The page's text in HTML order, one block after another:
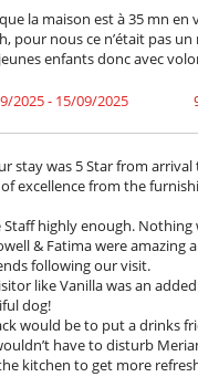
la maison est à 35 mn en
pour nous ce n’était pas
enfants donc avec
2025 - 15/09/2025
stay was 5 Star from
of excellence from the
Staff highly enough.
& Fatima were amazing
following our visit.
like Vanilla was an
dog!
would be to put a drinks
have to disturb
kitchen to get more